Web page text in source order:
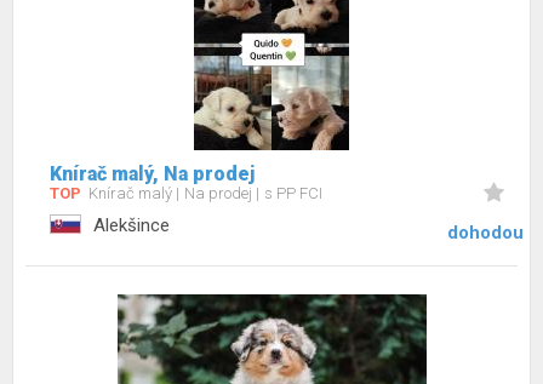
Knírač malý, Na prodej
TOP Knírač malý Na prodej s PP FCI
Alekšince dohodou